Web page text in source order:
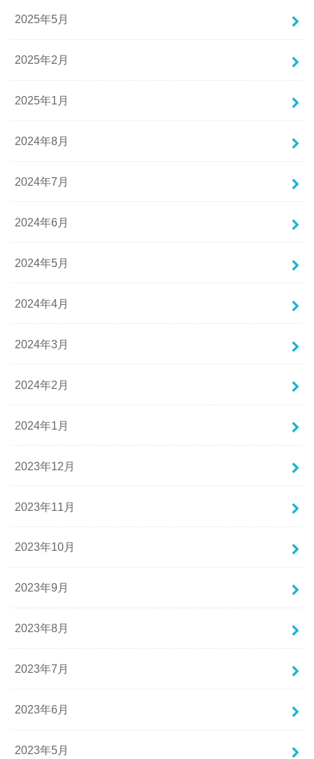
2025年5月
2025年2月
2025年1月
2024年8月
2024年7月
2024年6月
2024年5月
2024年4月
2024年3月
2024年2月
2024年1月
2023年12月
2023年11月
2023年10月
2023年9月
2023年8月
2023年7月
2023年6月
2023年5月